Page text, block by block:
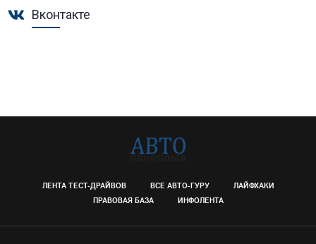
Вконтакте
ЛЕНТА ТЕСТ-ДРАЙВОВ ВСЕ АВТО-ГУРУ
ЛАЙФХАКИ
ПРАВОВАЯ БАЗА
ИНФОЛЕНТА